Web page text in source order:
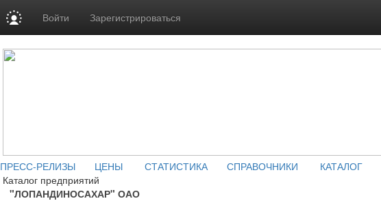
Войти Зарегистрироваться
ПРЕСС-РЕЛИЗЫ ЦЕНЫ СТАТИСТИКА СПРАВОЧНИКИ КАТАЛОГ
Каталог предприятий
"ЛОПАНДИНОСАХАР" ОАО